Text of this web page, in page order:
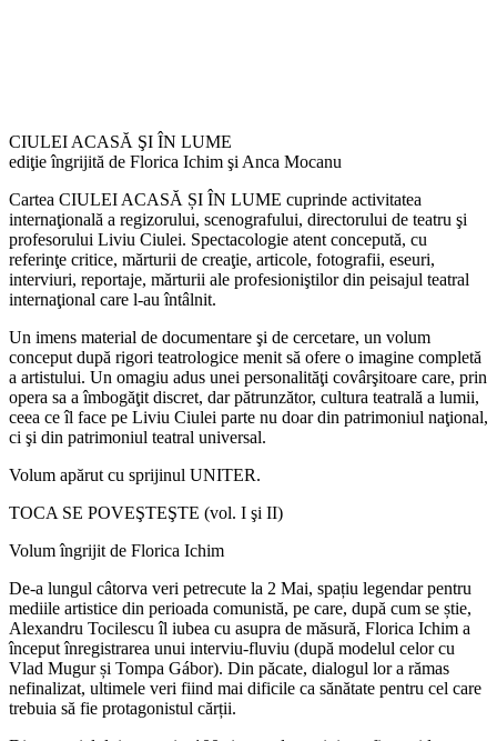
CIULEI ACASĂ ŞI ÎN LUME
ediţie îngrijită de Florica Ichim şi Anca Mocanu
Cartea CIULEI ACASĂ ȘI ÎN LUME cuprinde activitatea
internaţională a regizorului, scenografului, directorului de teatru şi
profesorului Liviu Ciulei. Spectacologie atent concepută, cu
referinţe critice, mărturii de creaţie, articole, fotografii, eseuri,
interviuri, reportaje, mărturii ale profesioniştilor din peisajul teatral
internaţional care l-au întâlnit.
Un imens material de documentare şi de cercetare, un volum
conceput după rigori teatrologice menit să ofere o imagine completă
a artistului. Un omagiu adus unei personalităţi covârşitoare care, prin
opera sa a îmbogăţit discret, dar pătrunzător, cultura teatrală a lumii,
ceea ce îl face pe Liviu Ciulei parte nu doar din patrimoniul naţional,
ci şi din patrimoniul teatral universal.
Volum apărut cu sprijinul UNITER.
TOCA SE POVEŞTEŞTE (vol. I şi II)
Volum îngrijit de Florica Ichim
De-a lungul câtorva veri petrecute la 2 Mai, spațiu legendar pentru
mediile artistice din perioada comunistă, pe care, după cum se știe,
Alexandru Tocilescu îl iubea cu asupra de măsură, Florica Ichim a
început înregistrarea unui interviu-fluviu (după modelul celor cu
Vlad Mugur și Tompa Gábor). Din păcate, dialogul lor a rămas
nefinalizat, ultimele veri fiind mai dificile ca sănătate pentru cel care
trebuia să fie protagonistul cărții.